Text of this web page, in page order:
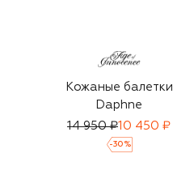
Кожаные балетки
Daphne
14 950 ₽10 450 ₽
-30 %